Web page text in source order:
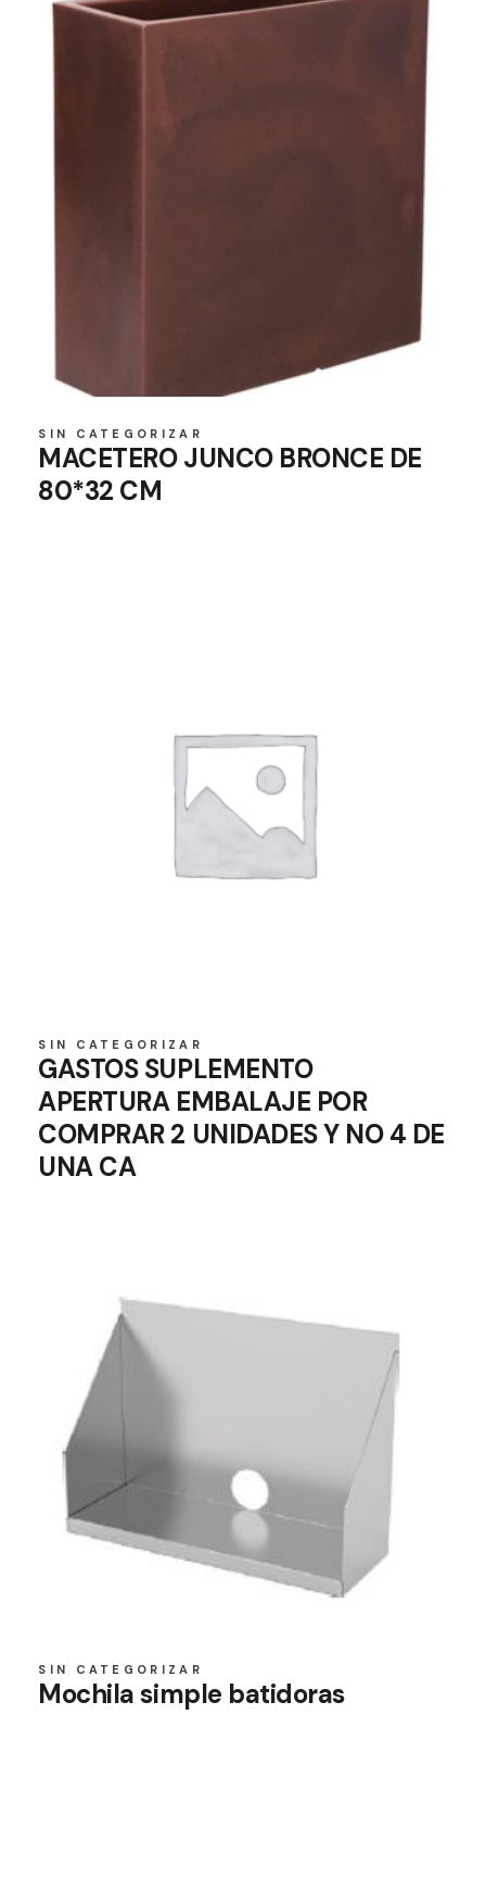
SIN CATEGORIZAR
MACETERO JUNCO BRONCE DE
80*32 CM
SIN CATEGORIZAR
GASTOS SUPLEMENTO
APERTURA EMBALAJE POR
COMPRAR 2 UNIDADES Y NO 4 DE
UNA CA
SIN CATEGORIZAR
Mochila simple batidoras